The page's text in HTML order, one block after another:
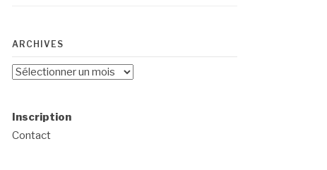
ARCHIVES
Archives
Inscription
Contact